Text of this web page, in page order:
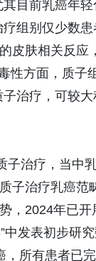
目前乳癌年
组别仅少数
皮肤相关反应
性方面，质子
治疗，可较
治疗，当中
子治疗乳癌范
，2024年已
发表初步研究
所有患者已